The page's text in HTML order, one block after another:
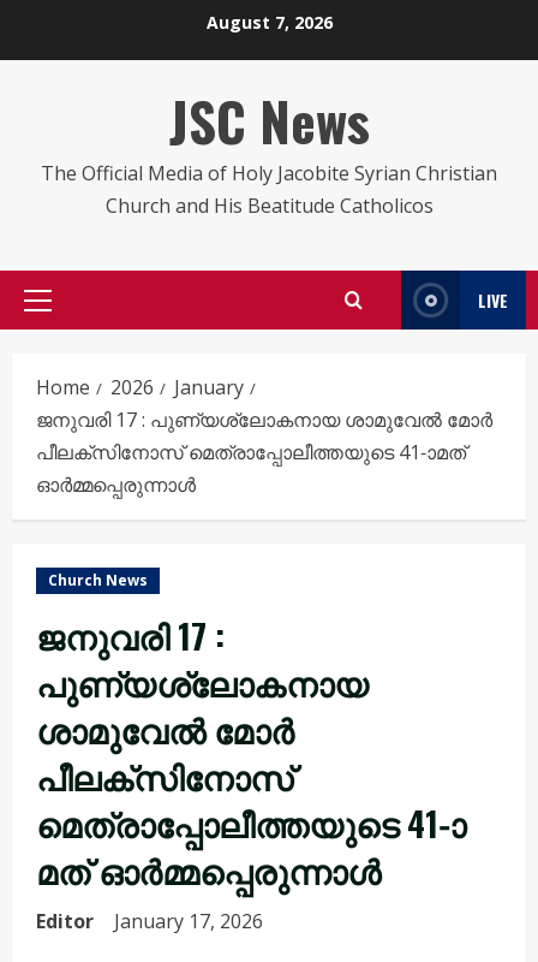
August 7, 2026
JSC News
The Official Media of Holy Jacobite Syrian Christian
Church and His Beatitude Catholicos
Primary
LIVE
Home 2026
January
ജനുവരി 17 : പുണ്യശ്ലോകനായ ശാമുവേൽ മോർ
പീലക്സിനോസ്‌ മെത്രാപ്പോലീത്തയുടെ 41-ാമത്
ഓർമ്മപ്പെരുന്നാൾ
Church News
ജനുവരി 17 :
പുണ്യശ്ലോകനായ
ശാമുവേൽ മോർ
പീലക്സിനോസ്‌
മെത്രാപ്പോലീത്തയുടെ 41-ാ
മത് ഓർമ്മപ്പെരുന്നാൾ
Editor January 17, 2026